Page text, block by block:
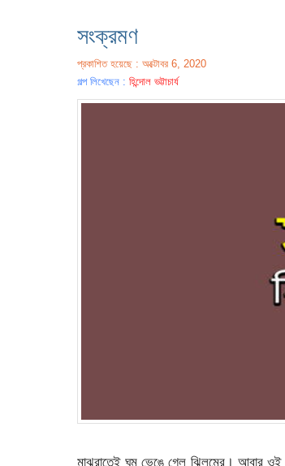
সংক্রমণ
প্রকাশিত হয়েছে : অক্টোবর 6, 2020
গল্প লিখেছেন : হিন্দোল ভট্টাচার্য
মাঝরাতেই ঘুম ভেঙে গেল ঝিলমের। আবার